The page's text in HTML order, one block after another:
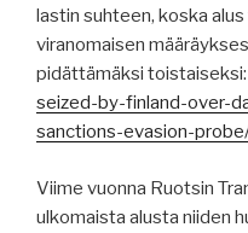
lastin suhteen, koska
viranomaisen
pidättämäksi toistaiseksi:
seized-by-finland-over-
sanctions-evasion-
Viime vuonna Ruotsin
ulkomaista alusta niiden